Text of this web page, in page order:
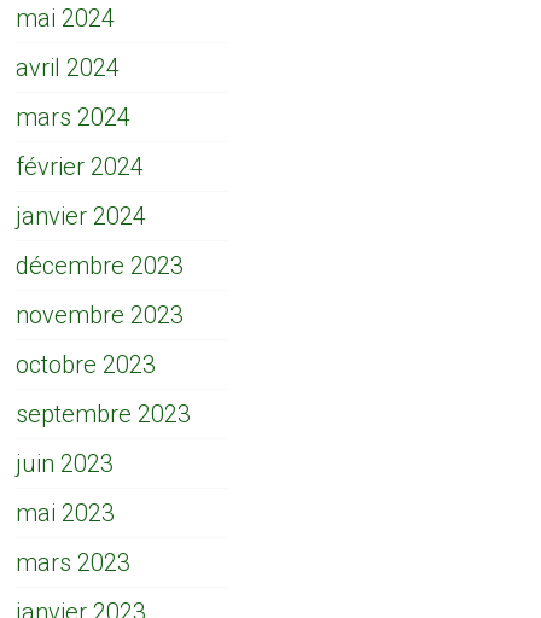
mai 2024
avril 2024
mars 2024
février 2024
janvier 2024
décembre 2023
novembre 2023
octobre 2023
septembre 2023
juin 2023
mai 2023
mars 2023